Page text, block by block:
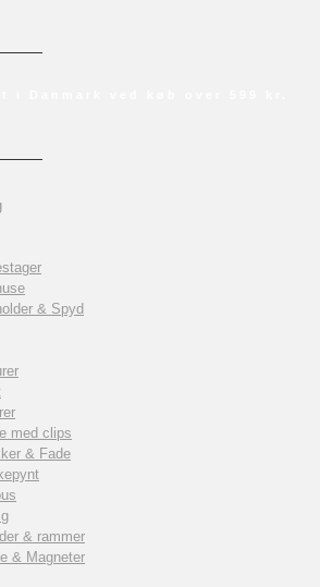
& Spyd
med clips
& Fade
& rammer
& Magneter